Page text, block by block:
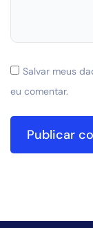
Salvar meus
eu comentar.